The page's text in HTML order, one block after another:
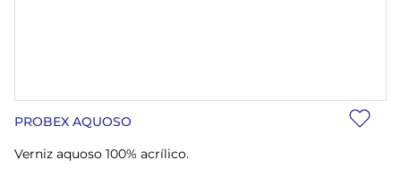
PROBEX AQUOSO
Verniz aquoso 100% acrílico.